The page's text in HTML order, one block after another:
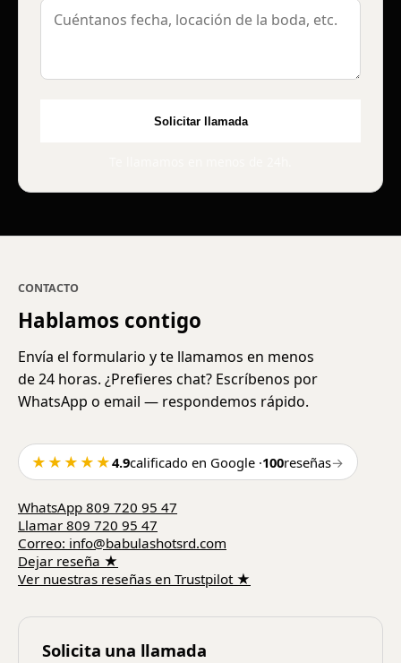
Solicitar llamada
CONTACTO
Hablamos contigo
Envía el formulario y te llamamos en menos
de 24 horas. ¿Prefieres chat? Escríbenos por
WhatsApp o email — respondemos rápido.
★★★★★4.9calificado en Google ·100reseñas→
WhatsApp 809 720 95 47
Llamar 809 720 95 47
Correo: info@babulashotsrd.com
Dejar reseña ★
Ver nuestras reseñas en Trustpilot★
Solicita una llamada